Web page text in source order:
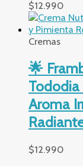
$12.990
Cremas
🌟
Aroma
$12.990